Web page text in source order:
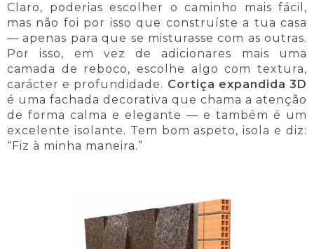
Claro, poderias escolher o caminho mais fácil,
mas não foi por isso que construíste a tua casa
— apenas para que se misturasse com as outras.
Por isso, em vez de adicionares mais uma
camada de reboco, escolhe algo com textura,
carácter e profundidade. Cortiça expandida 3D
é uma fachada decorativa que chama a atenção
de forma calma e elegante — e também é um
excelente isolante. Tem bom aspeto, isola e diz:
“Fiz à minha maneira.”